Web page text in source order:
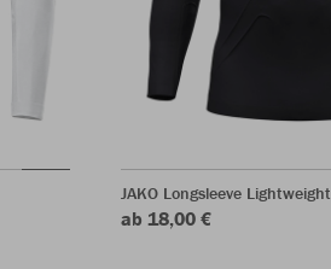
JAKO Longsleeve Lightweight
ab 18,00 €